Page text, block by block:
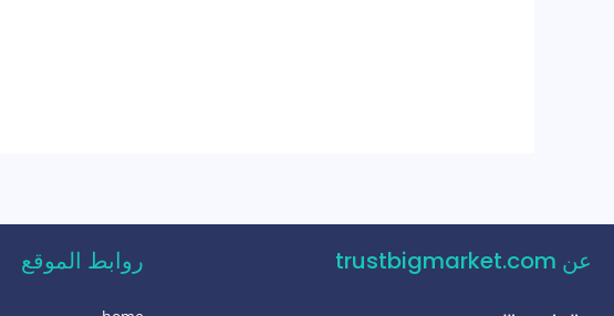
عن trustbigmarket.com روابط الموقع